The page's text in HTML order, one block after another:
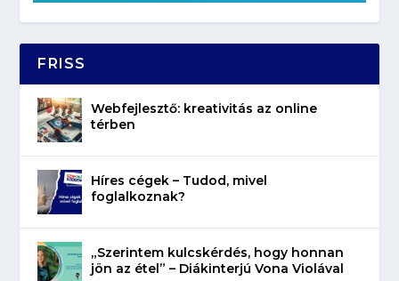
FRISS
Webfejlesztő: kreativitás az online
térben
Híres cégek – Tudod, mivel
foglalkoznak?
„Szerintem kulcskérdés, hogy honnan
jön az étel” – Diákinterjú Vona Violával